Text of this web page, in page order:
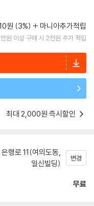
원 (3%) 마니아추가적립
원 이상 구매 시 2천원 추가 적립
최대 2,000원 즉시할인
행로 11(여의도동,
일신빌딩)
변경
무료